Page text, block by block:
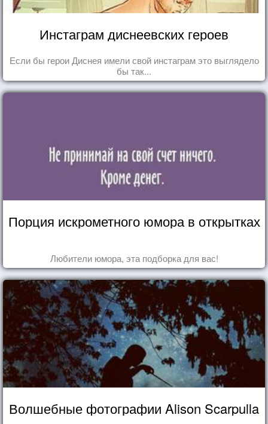
Инстаграм диснеевских героев
Если бы герои Диснея имели свой инстаграм это выглядело
бы так...
Порция искрометного юмора в открытках
Любители юмора, эта подборка для вас!
Волшебные фотографии Alison Scarpulla